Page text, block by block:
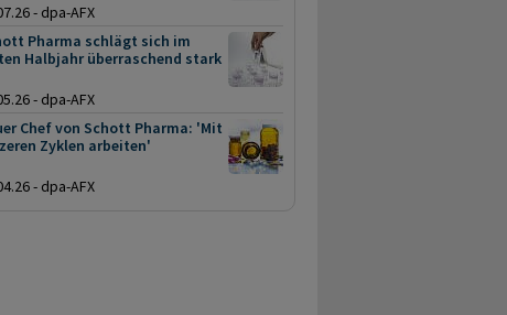
- dpa-AFX
Pharma schlägt sich im
Halbjahr überraschend stark
- dpa-AFX
Chef von Schott Pharma: 'Mit
Zyklen arbeiten'
- dpa-AFX